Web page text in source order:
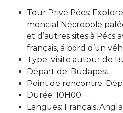
Tour Privé Pécs:
mondial Nécropole
et d’autres sites à Pécs
français, á bord d’un
Type: Visite autour de
Départ de: Budapest
Point de rencontre:
Durée: 10H00
Langues: Français,